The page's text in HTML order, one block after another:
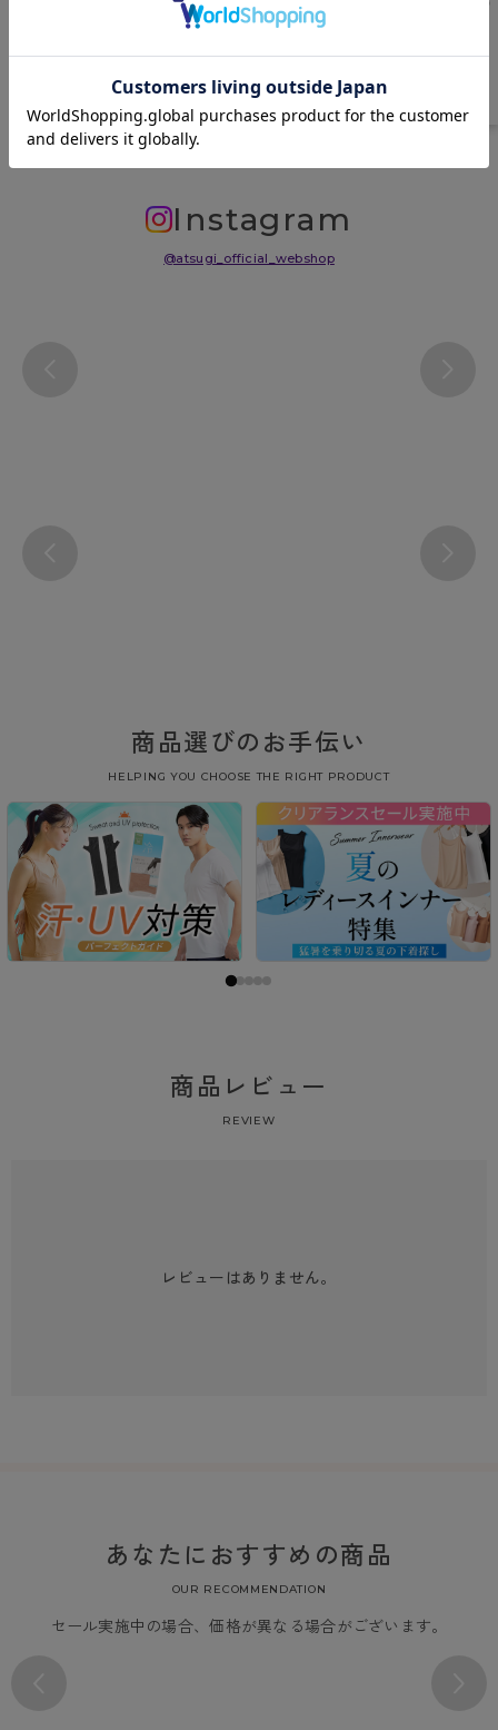
サイズ表 洗濯表示について よくある質問(FAQ)
Instagram
@atsugi_official_webshop
商品選びのお手伝い
HELPING YOU CHOOSE THE RIGHT PRODUCT
商品レビュー
REVIEW
レビューはありません。
あなたにおすすめの商品
OUR RECOMMENDATION
セール実施中の場合、価格が異なる場合がございます。